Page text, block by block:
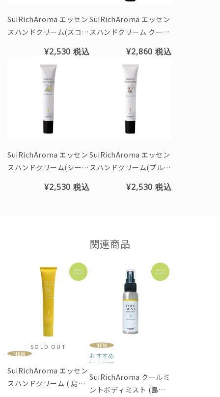
SuiRichAroma エッセン
スハンドクリーム(スコー
¥2,530税込
SuiRichAroma エッセン
スハンドクリーム クール
&ライムの香り）※チュ
¥2,860税込
SuiRichAroma エッセン
スハンドクリーム(シーク
¥2,530税込
SuiRichAroma エッセン
スハンドクリーム(プルメ
チューブ45g
¥2,530税込
関連商品
SOLD OUT
NEW
SuiRichAroma エッセン
スハンドクリーム ( 島レ
NEW
おすすめ
SuiRichAroma クールミ
ントボディミスト (島レ